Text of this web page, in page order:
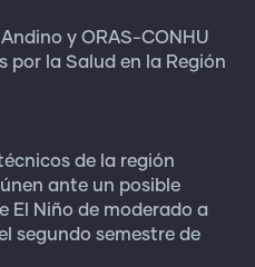
y ORAS-CONHU
por la Salud en la Región
de la región
ante un posible
El Niño de moderado a
segundo semestre de